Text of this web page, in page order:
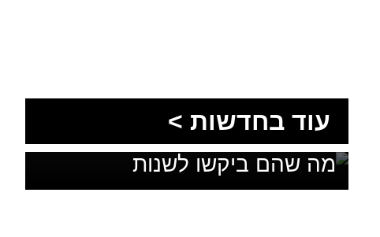
עוד בחדשות >
1,600 מתושבי עומר השתתפו
בגיבוש תוכנית האב לחינוך: זה
מה שהם ביקשו לשנות